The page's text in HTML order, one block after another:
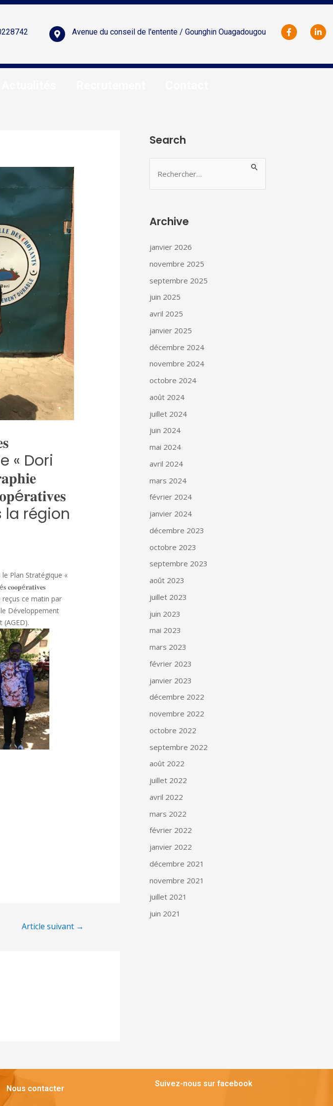
Avenue du conseil de l'entente / Gounghin Ouagadougou
« Dori
la région
le Plan Stratégique «
𝐜𝐨𝐨𝐩é𝐫𝐚𝐭𝐢𝐯𝐞𝐬
reçus ce matin par
Développement
(AGED).
Article suivant →
Search
Archive
janvier 2026
novembre 2025
septembre 2025
juin 2025
avril 2025
janvier 2025
décembre 2024
novembre 2024
octobre 2024
août 2024
juillet 2024
juin 2024
mai 2024
avril 2024
mars 2024
février 2024
janvier 2024
décembre 2023
octobre 2023
septembre 2023
août 2023
juillet 2023
juin 2023
mai 2023
mars 2023
février 2023
janvier 2023
décembre 2022
novembre 2022
octobre 2022
septembre 2022
août 2022
juillet 2022
avril 2022
mars 2022
février 2022
janvier 2022
décembre 2021
novembre 2021
juillet 2021
juin 2021
Nous contacter
Suivez-nous sur facebook